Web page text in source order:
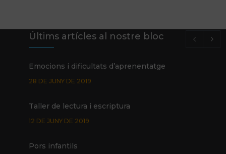
Últims artícles al nostre bloc
Emocions i dificultats d’aprenentatge
28 DE JUNY DE 2019
Taller de lectura i escriptura
12 DE JUNY DE 2019
Pors infantils